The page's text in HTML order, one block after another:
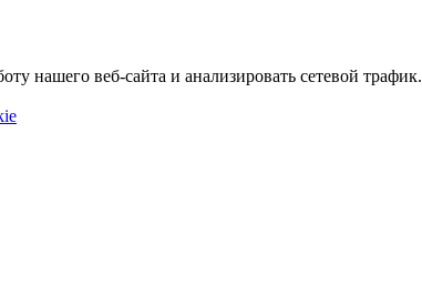
нашего веб-сайта и анализировать сетевой трафик.